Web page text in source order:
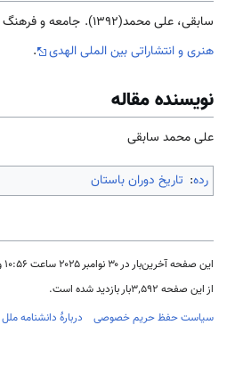
سابقی، علی محمد(1392). جامعه و فرهنگ
هنری و انتشاراتی بین الملی الهدی
.
نویسنده مقاله
علی محمد سابقی
رده: تاریخ دوران باستان
این صفحه آخرین‌بار در ‏۳۰ نوامبر ۲۰۲۵ ساعت ‏۱۰:۵۶ ویرایش شده است.
از این صفحه ۳٬۵۹۲بار بازدید شده است.
سیاست حفظ حریم خصوصی
دربارهٔ دانشنامه ملل